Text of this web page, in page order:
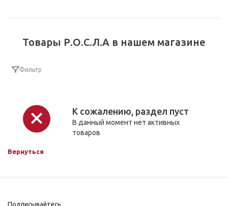
Товары Р.О.С.Л.А в нашем магазине
Фильтр
К сожалению, раздел пуст
В данный момент нет активных
товаров
Вернуться
Подписывайтесь